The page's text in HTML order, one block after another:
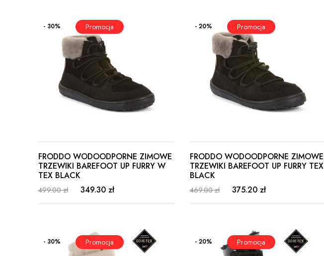
- 30%
FRODDO WODOODPORNE ZIMOWE
TRZEWIKI BAREFOOT UP FURRY W
TEX BLACK
499.00 zł 349.30 zł
- 20%
FRODDO WODOODPORNE ZIMOWE
TRZEWIKI BAREFOOT UP FURRY TEX
BLACK
469.00 zł 375.20 zł
- 30% - 20%